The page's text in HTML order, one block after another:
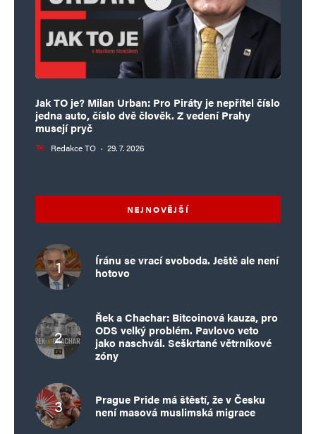
Martin Klimánek
14. 5. 2025 (21:38)
No Zdechlina by se mohl přejmenovat na
Čurákovský na a Zelenský na Fialenkovský…
Odpovědět
Jarek
15. 5. 2025 (2:02)
A Klimánek by se mohl přejmenovat na
Kokotek.
Odpovědět
Jedinej pravej Paul C*mball
15. 5. 2025 (5:57)
JDI DO PÍČI TY KRYPLE, CO SI ANI NEUMÍ
VYMYSLET ORIGINÁLNÍ PŘEZDÍVKU!
Odpovědět
Jak TO je? Milan Urban: Pro Piráty je nepřítel číslo
jedna auto, číslo dvě člověk. Z vedení Prahy
musejí pryč
Redakce TO · 29. 7. 2026
NEJNOVĚJŠÍ
Íránu se vrací svoboda. Ještě ale není
hotovo
Řek a Chachar: Bitcoinová kauza, pro
ODS velký problém. Pavlovo veto
jako naschvál. Seškrtané větrníkové
zóny
Prague Pride má štěstí, že v Česku
není masová muslimská migrace